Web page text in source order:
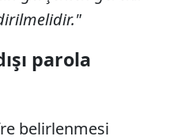
parola
belirlenmesi